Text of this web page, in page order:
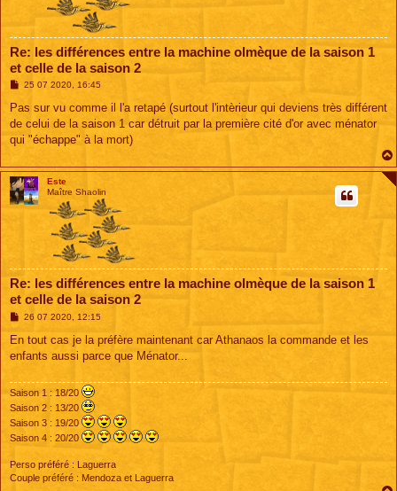
Re: les différences entre la machine olmèque de la saison 1
et celle de la saison 2
M
s
a
g
25 07 2020, 16:45
Pas sur vu comme il l'a retapé (surtout l'intèrieur qui deviens très différent
de celui de la saison 1 car détruit par la première cité d'or avec ménator
qui "échappe" à la mort)
Este
Maître Shaolin
Re: les différences entre la machine olmèque de la saison 1
et celle de la saison 2
M
s
a
26 07 2020, 12:15
En tout cas je la préfère maintenant car Athanaos la commande et les
enfants aussi parce que Ménator...
Saison 1 : 18/20
Saison 2 : 13/20
Saison 3 : 19/20
Saison 4 : 20/20
Perso préféré : Laguerra
Couple préféré : Mendoza et Laguerra